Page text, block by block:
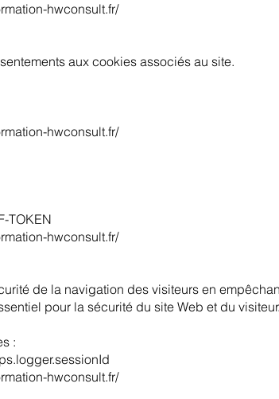
hwconsult.fr/
aux cookies associés au site.
hwconsult.fr/
TOKEN
hwconsult.fr/
de la navigation des visiteurs en
pour la sécurité du site Web et du visiteur.
:
hwconsult.fr/